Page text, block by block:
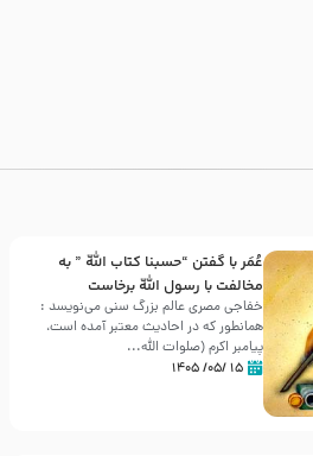
عُمَر با گفتن “حسبنا كتاب اللّه ” به
مخالفت با رسول اللّه برخاست
خفاجی مصری عالم بزرگ سنی می‌نویسد :
همانطور که در احادیث معتبر آمده است،
پیامبر اکرم (صلوات اللّه...
۱۵ /۰۵/ ۱۴۰۵